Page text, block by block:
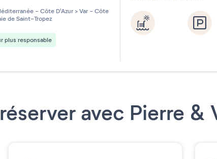
sur 5 - Côte D'Azur > Var - Côte
de Saint-Tropez
plus responsable
avec Pierre &